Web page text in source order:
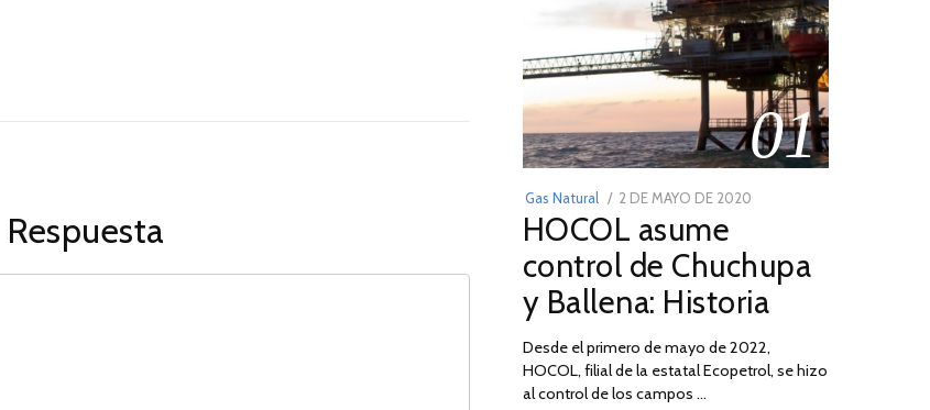
01
Gas Natural
POSTED
ON
2 DE MAYO DE 2020
DE
2026
HOCOL asume
control de Chuchupa
y Ballena: Historia
Desde el primero de mayo de 2022,
HOCOL, filial de la estatal Ecopetrol, se hizo
al control de los campos …